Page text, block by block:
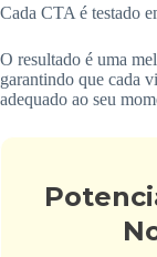
Cada CTA é testado
O resultado é uma
garantindo que cada
adequado ao seu